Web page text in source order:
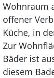
Wohnraum
offener
Küche, in
Zur
Bäder ist
diesem